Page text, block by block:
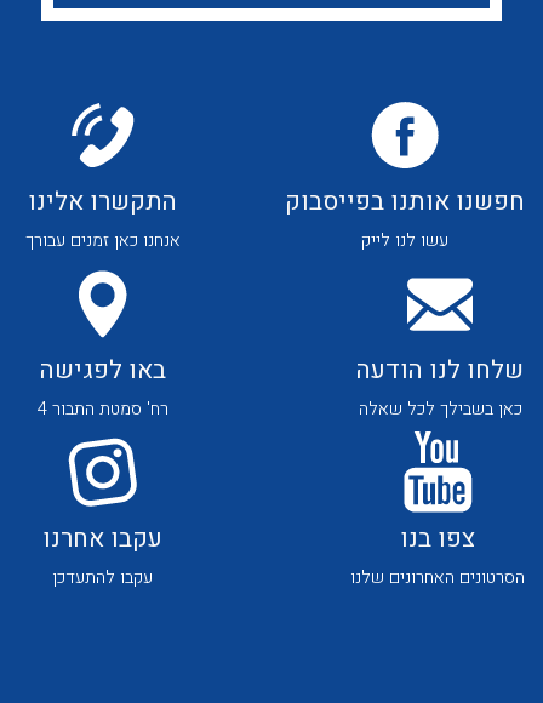
לכל מוצרי היצרן לכל מוצרי היצרן
חפשנו אותנו בפייסבוק
עשו לנו לייק
התקשרו אלינו
אנחנו כאן זמנים עבורך
שלחו לנו הודעה
כאן בשבילך לכל שאלה
באו לפגישה
רח' סמטת התבור 4
צפו בנו
הסרטונים האחרונים שלנו
עקבו אחרנו
עקבו להתעדכן